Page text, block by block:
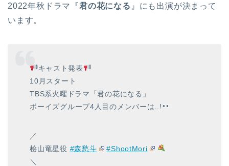
2022年秋ドラマ『君の花になる 』にも出演が決まって
います。
キャスト発表
10月スタート
TBS系火曜ドラマ「君の花になる」
ボーイズグループ4人目のメンバーは..!
／
桧山竜星役 #森愁斗
#ShootMori
＼